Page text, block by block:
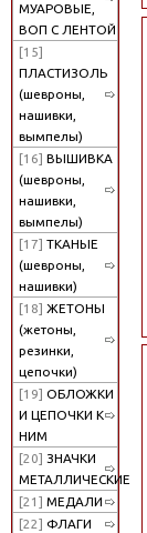
МУАРОВЫЕ,
ВОП С ЛЕНТОЙ
[15]
ПЛАСТИЗОЛЬ
(шевроны,
нашивки,
вымпелы)
[16] ВЫШИВКА
(шевроны,
нашивки,
вымпелы)
[17] ТКАНЫЕ
(шевроны,
нашивки)
[18] ЖЕТОНЫ
(жетоны,
резинки,
цепочки)
[19] ОБЛОЖКИ
И ЦЕПОЧКИ К
НИМ
[20] ЗНАЧКИ
МЕТАЛЛИЧЕСКИЕ
[21] МЕДАЛИ
[22] ФЛАГИ